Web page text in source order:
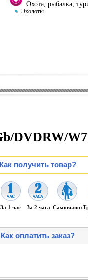
Охота, рыбалка,
Эхолоты
DVDRW/
Как получить товар?
За 1 час За 2 часа Самовывоз
Как оплатить заказ?